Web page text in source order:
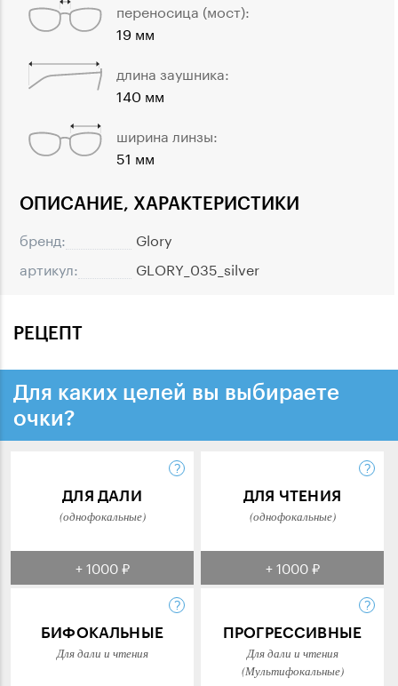
ОПИСАНИЕ, ХАРАКТЕРИСТИКИ
бренд:
Glory
артикул:
GLORY_035_silver
переносица (мост):
19 мм
длина заушника:
140 мм
ширина линзы:
51 мм
РЕЦЕПТ
Для каких целей вы выбираете
очки?
ДЛЯ ДАЛИ
(однофокальные)
+ 1000 ₽
ДЛЯ ЧТЕНИЯ
(однофокальные)
+ 1000 ₽
БИФОКАЛЬНЫЕ
Для дали и чтения
ПРОГРЕССИВНЫЕ
Для дали и чтения
(Мультифокальные)